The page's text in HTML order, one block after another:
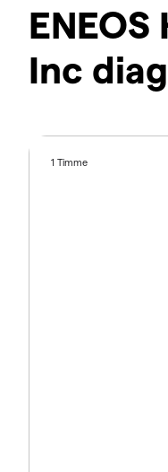
Inc
1 Timme